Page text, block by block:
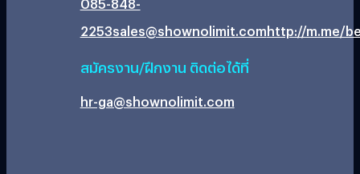
2253sales@shownolimit.comhttp://m.me/
สมัครงาน/ฝึกงาน ติดต่อได้ที่
hr-ga@shownolimit.com